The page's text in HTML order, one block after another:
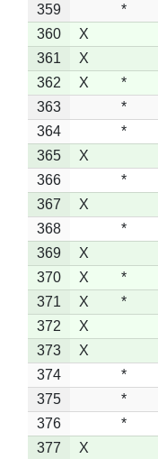
359
*
360
X
361
X
362
X *
363
*
364
*
365
X
366
*
367
X
368
*
369
X
370
X *
371
X *
372
X
373
X
374
*
375
*
376
*
377
X